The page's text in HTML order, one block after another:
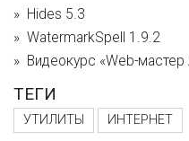
Hides 5.3
WatermarkSpell 1.9.2
Видеокурс «Web-
ТЕГИ
УТИЛИТЫ ИНТЕРНЕТ